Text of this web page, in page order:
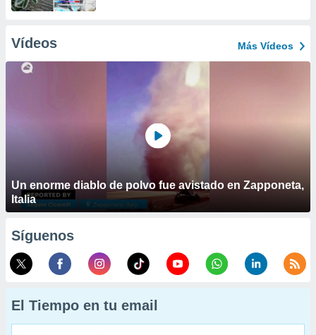
Vídeos Más Vídeos
Un enorme diablo de polvo fue avistado en Zapponeta,
Italia
Síguenos
El Tiempo en tu email